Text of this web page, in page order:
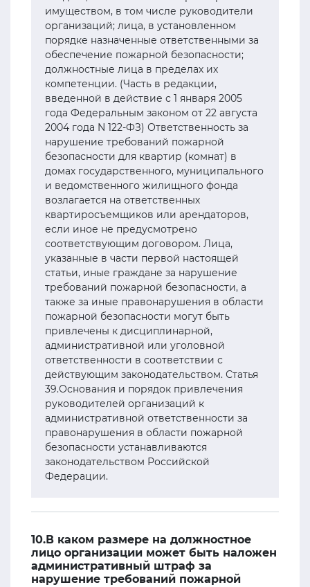
имуществом, в том числе руководители
организаций; лица, в установленном
порядке назначенные ответственными за
обеспечение пожарной безопасности;
должностные лица в пределах их
компетенции. (Часть в редакции,
введенной в действие с 1 января 2005
года Федеральным законом от 22 августа
2004 года N 122-ФЗ) Ответственность за
нарушение требований пожарной
безопасности для квартир (комнат) в
домах государственного, муниципального
и ведомственного жилищного фонда
возлагается на ответственных
квартиросъемщиков или арендаторов,
если иное не предусмотрено
соответствующим договором. Лица,
указанные в части первой настоящей
статьи, иные граждане за нарушение
требований пожарной безопасности, а
также за иные правонарушения в области
пожарной безопасности могут быть
привлечены к дисциплинарной,
административной или уголовной
ответственности в соответствии с
действующим законодательством. Статья
39.Основания и порядок привлечения
руководителей организаций к
административной ответственности за
правонарушения в области пожарной
безопасности устанавливаются
законодательством Российской
Федерации.
10.В каком размере на должностное
лицо организации может быть наложен
административный штраф за
нарушение требований пожарной